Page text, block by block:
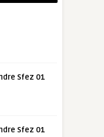
Sfez 01
Sfez 01